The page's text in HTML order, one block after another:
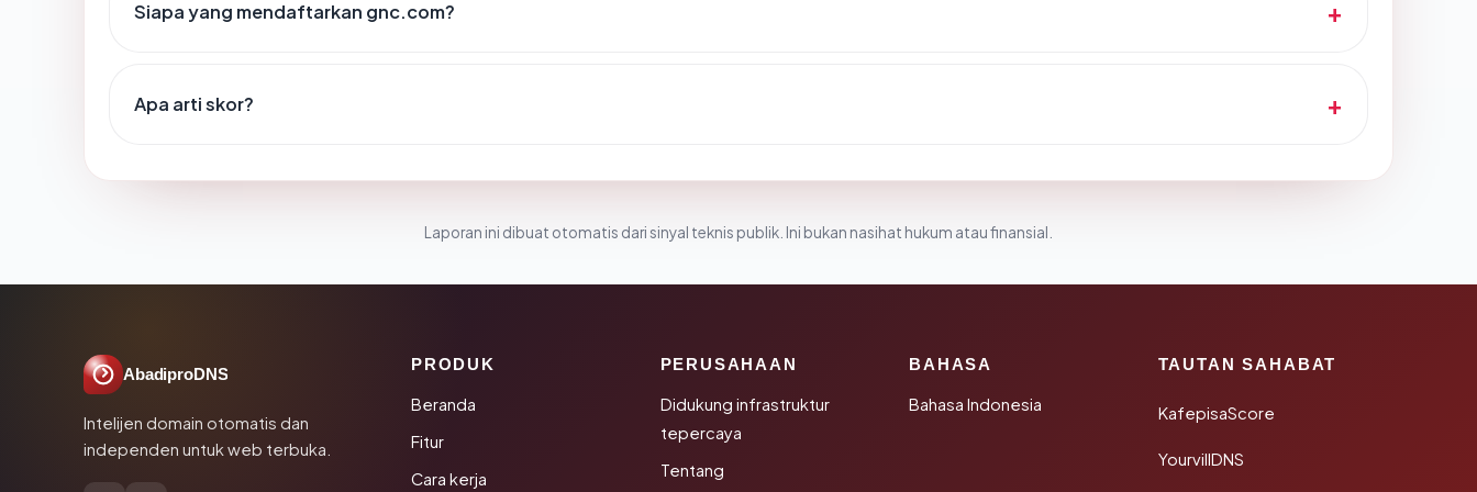
Siapa yang mendaftarkan gnc.com?
Apa arti skor?
Laporan ini dibuat otomatis dari sinyal teknis publik. Ini bukan nasihat hukum atau finansial.
AbadiproDNS
Intelijen domain otomatis dan
independen untuk web terbuka.
PRODUK
Beranda
Fitur
Cara kerja
PERUSAHAAN
Didukung infrastruktur
tepercaya
Tentang
BAHASA
Bahasa Indonesia
TAUTAN SAHABAT
KafepisaScore
YourvillDNS